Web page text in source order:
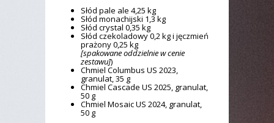
Słód pale ale 4,25 kg
Słód monachijski 1,3 kg
Słód crystal 0,35 kg
Słód czekoladowy 0,2 kg i jęczmień
prażony 0,25 kg
[spakowane oddzielnie w cenie
zestawu])
Chmiel Columbus US 2023,
granulat, 35 g
Chmiel Cascade US 2025, granulat,
50 g
Chmiel Mosaic US 2024, granulat,
50 g